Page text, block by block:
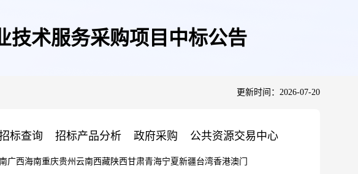
技术服务采购项目中标公告
更新时间：2026-07-20
标查询 招标产品分析 政府采购 公共资源交易中心
广西海南重庆贵州 云南西藏陕西甘肃青海宁夏新疆台湾香港澳门